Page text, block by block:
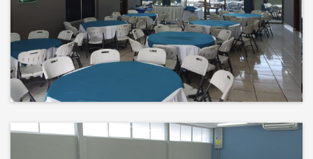
El éxito no es solo un destino, es el
impacto que dejamos en el
camino